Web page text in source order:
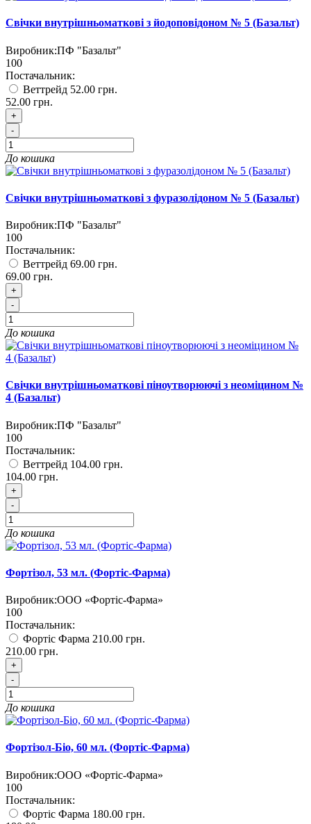
Свічки внутрішньоматкові з йодоповідоном № 5 (Базальт)
Виробник:ПФ "Базальт"
100
Постачальник:
Веттрейд 52.00 грн.
52.00 грн.
+
-
До кошика
Свічки внутрішньоматкові з фуразолідоном № 5 (Базальт)
Виробник:ПФ "Базальт"
100
Постачальник:
Веттрейд 69.00 грн.
69.00 грн.
+
-
До кошика
Свічки внутрішньоматкові піноутворюючі з неоміцином №
4 (Базальт)
Виробник:ПФ "Базальт"
100
Постачальник:
Веттрейд 104.00 грн.
104.00 грн.
+
-
До кошика
Фортізол, 53 мл. (Фортіс-Фарма)
Виробник:ООО «Фортіс-Фарма»
100
Постачальник:
Фортіс Фарма 210.00 грн.
210.00 грн.
+
-
До кошика
Фортізол-Біо, 60 мл. (Фортіс-Фарма)
Виробник:ООО «Фортіс-Фарма»
100
Постачальник:
Фортіс Фарма 180.00 грн.